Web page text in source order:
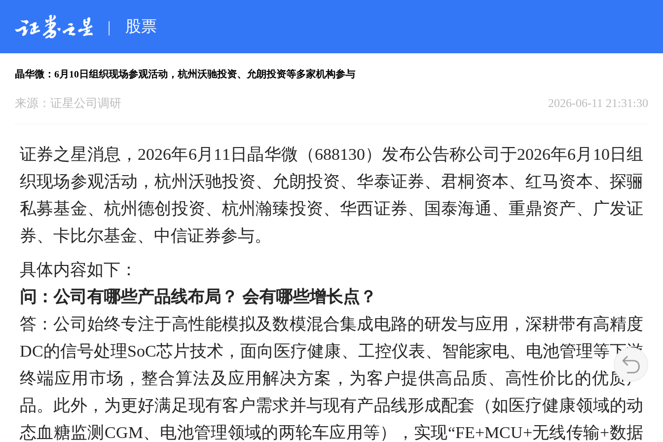
| 股票
晶华微：6月10日组织现场参观活动，杭州沃驰投资、允朗投资等多家机构参与
来源： 证星公司调研 2026-06-11 21:31:30
证券之星消息，2026年6月11日晶华微（688130）发布公告称公司于2026年6月10日组
织现场参观活动，杭州沃驰投资、允朗投资、华泰证券、君桐资本、红马资本、探骊
私募基金、杭州德创投资、杭州瀚臻投资、华西证券、国泰海通、重鼎资产、广发证
券、卡比尔基金、中信证券参与。
具体内容如下：
问：公司有哪些产品线布局？ 会有哪些增长点？
答：公司始终专注于高性能模拟及数模混合集成电路的研发与应用，深耕带有高精度
DC的信号处理SoC芯片技术，面向医疗健康、工控仪表、智能家电、电池管理等下游
终端应用市场，整合算法及应用解决方案，为客户提供高品质、高性价比的优质产
品。此外，为更好满足现有客户需求并与现有产品线形成配套（如医疗健康领域的动
态血糖监测CGM、电池管理领域的两轮车应用等），实现“FE+MCU+无线传输+数据